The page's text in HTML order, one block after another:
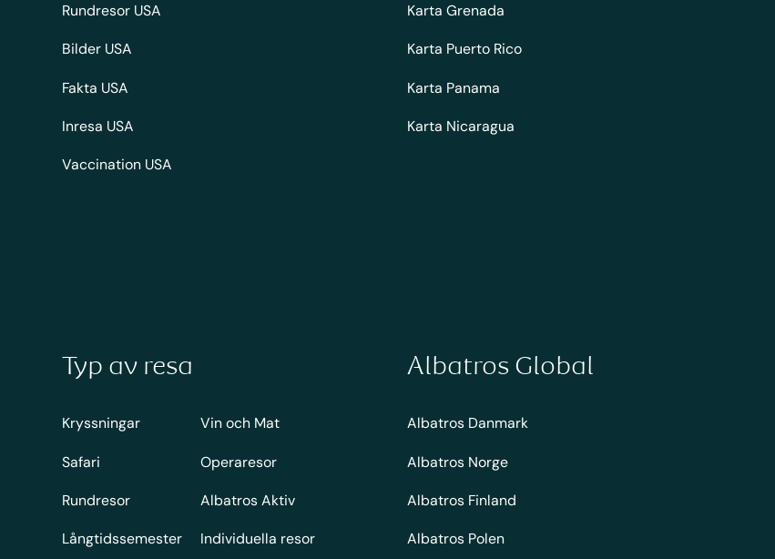
Rundresor USA
Bilder USA
Fakta USA
Inresa USA
Vaccination USA
Karta Grenada
Karta Puerto Rico
Karta Panama
Karta Nicaragua
Typ av resa
Kryssningar
Safari
Rundresor
Långtidssemester
Vin och Mat
Operaresor
Albatros Aktiv
Individuella resor
Albatros Global
Albatros Danmark
Albatros Norge
Albatros Finland
Albatros Polen